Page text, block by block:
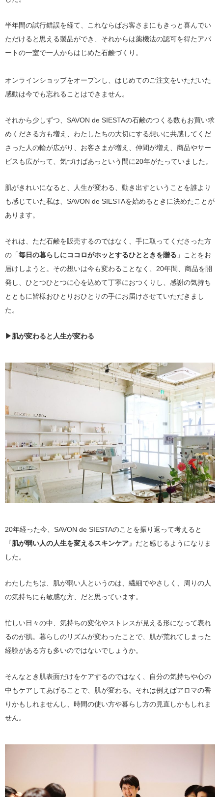
半年間の試行錯誤を経て、これならばお客さまにもきっと喜んでい
ただけると思える製品ができ、それからは薬機法の認可を得たアパ
ートの一室で一人からはじめた石鹸づくり。
オンラインショップをオープンし、はじめてのご注文をいただいた
感動は今でも忘れることはできません。
それから少しずつ、SAVON de SIESTAの石鹸のつくる数もお買い求
めくださる方も増え、わたしたちの大切にする想いに共感してくだ
さった人の輪が広がり、お客さまが増え、仲間が増え、商品やサー
ビスも広がって、気づけばあっという間に20年がたっていました。
肌がきれいになると、人生が変わる、動き出すということを誰より
も感じていた私は、SAVON de SIESTAを始めるときに決めたことが
あります。
それは、ただ石鹸を販売するのではなく、手に取ってくださった方
の「毎日の暮らしにココロがホッとするひとときを贈る 」ことをお
届けしようと。その想いは今も変わることなく、20年間、商品を開
発し、ひとつひとつに心を込めて丁寧におつくりし、感謝の気持ち
とともに皆様おひとりおひとりの手にお届けさせていただきまし
た。
▶肌が変わると人生が変わる
20年経った今、SAVON de SIESTAのことを振り返って考えると
『肌が弱い人の人生を変えるスキンケア』だと感じるようになりま
した。
わたしたちは、肌が弱い人というのは、繊細でやさしく、周りの人
の気持ちにも敏感な方、だと思っています。
忙しい日々の中、気持ちの変化やストレスが見える形になって表れ
るのが肌。暮らしのリズムが変わったことで、肌が荒れてしまった
経験がある方も多いのではないでしょうか。
そんなとき肌表面だけをケアするのではなく、自分の気持ちや心の
中もケアしてあげることで、肌が変わる。それは例えばアロマの香
りかもしれませんし、時間の使い方や暮らし方の見直しかもしれま
せん。